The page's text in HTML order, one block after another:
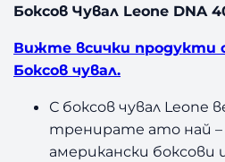
Боксов Чувал Leone DNA
Вижте всички продукти
Боксов чувал.
С боксов чувал Leone
тренирате ато най –
американски